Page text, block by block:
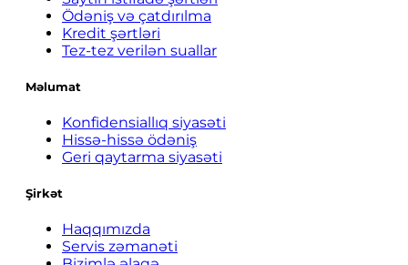
Ödəniş və çatdırılma
Kredit şərtləri
Tez-tez verilən suallar
Məlumat
Konfidensiallıq siyasəti
Hissə-hissə ödəniş
Geri qaytarma siyasəti
Şirkət
Haqqımızda
Servis zəmanəti